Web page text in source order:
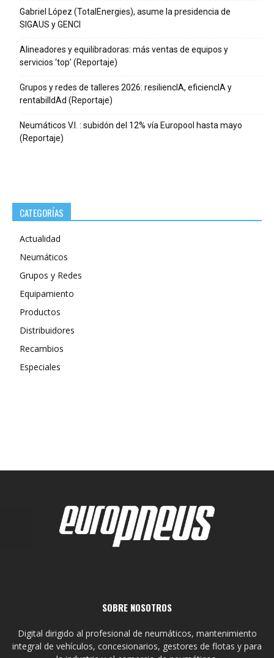
Gabriel López (TotalEnergies), asume la presidencia de
SIGAUS y GENCI
Alineadores y equilibradoras: más ventas de equipos y
servicios ‘top’ (Reportaje)
Grupos y redes de talleres 2026: resiliencIA, eficiencIA y
rentabilIdAd (Reportaje)
Neumáticos V.I. : subidón del 12% vía Europool hasta mayo
(Reportaje)
CATEGORÍAS
Actualidad
Neumáticos
Grupos y Redes
Equipamiento
Productos
Distribuidores
Recambios
Especiales
SOBRE NOSOTROS
Digital dirigido al profesional de neumáticos, mantenimiento
integral de vehículos, concesionarios, gestores de flotas y para